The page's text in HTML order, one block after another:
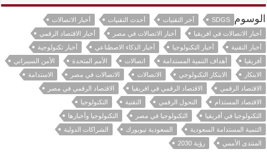
الوسوم SDGS آخر التقنيات أحدث التقنيات
أخبار الاتصالات
أخبار الاتصالات في افريقيا
أخبار الاتصالات في مصر
أخبار الاقتصاد الرقمي
أخبار التقنية
أخبار التكنولوجيا أخبار الذكاء الاصطناعي
أخبار تكنولوجية
أفريقيا
أهداف التنمية المستدامة اتصالات الأمم المتحدة
الأمن السيبراني
الابتكار
الابتكار التكنولوجي الاتصالات الاتصالات في مصر
الاستدامة
الاقتصاد الرقمي
الاقتصاد الرقمي في افريقيا
الاقتصاد الرقمي في مصر
الاقتصاد المستدام
التحول الرقمي التقنية
التكنولوجيا
التكنولوجيا في أفريقيا
التكنولوجيا في مصر
التكنولوجيا وأخبارها
التنمية المستدامة السعودية
السعودية نيويورك
الشراكات الدولية
المنتدى الأممي
رؤية 2030